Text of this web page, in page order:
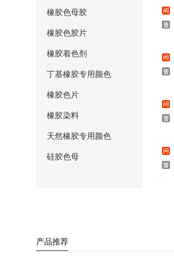
橡胶色母胶
橡胶色胶片
橡胶着色剂
丁基橡胶专用颜色
橡胶色片
橡胶染料
天然橡胶专用颜色
硅胶色母
产品推荐